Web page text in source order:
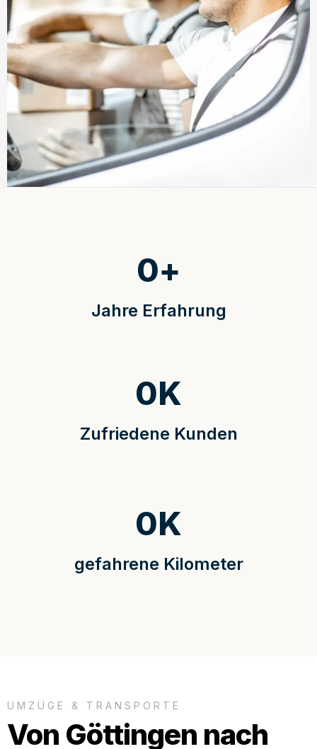
Jahre Erfahrung
0+
Zufriedene Kunden
0K
gefahrene Kilometer
0K
UMZÜGE & TRANSPORTE
Von Göttingen nach